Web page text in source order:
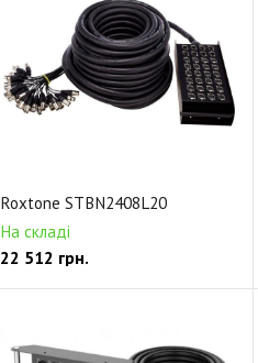
Roxtone STBN2408L20
На складі
22 512 грн.